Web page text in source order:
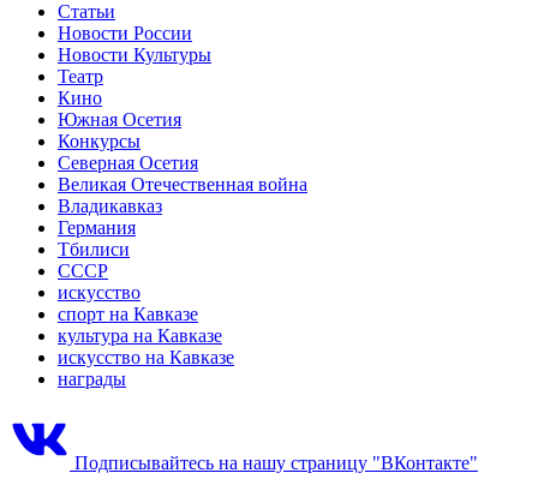
Статьи
Новости России
Новости Культуры
Театр
Кино
Южная Осетия
Конкурсы
Северная Осетия
Великая Отечественная война
Владикавказ
Германия
Тбилиси
СССР
искусство
спорт на Кавказе
культура на Кавказе
искусство на Кавказе
награды
Подписывайтесь на нашу страницу "ВКонтакте"